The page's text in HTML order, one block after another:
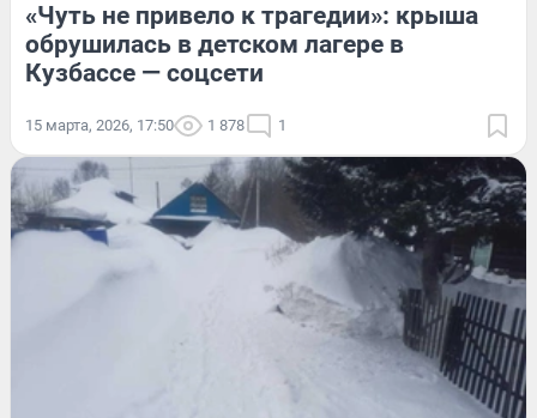
«Чуть не привело к трагедии»: крыша
обрушилась в детском лагере в
Кузбассе — соцсети
15 марта, 2026, 17:50 1 878 1